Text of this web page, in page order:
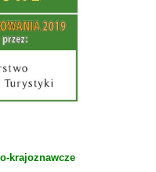
krajoznawcze